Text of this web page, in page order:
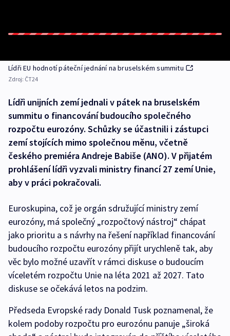
Lídři EU hodnotí páteční jednání na bruselském summitu
Zdroj: ČT24
Lídři unijních zemí jednali v pátek na bruselském
summitu o financování budoucího společného
rozpočtu eurozóny. Schůzky se účastnili i zástupci
zemí stojících mimo společnou měnu, včetně
českého premiéra Andreje Babiše (ANO). V přijatém
prohlášení lídři vyzvali ministry financí 27 zemí Unie,
aby v práci pokračovali.
Euroskupina, což je orgán sdružující ministry zemí
eurozóny, má společný „rozpočtový nástroj“ chápat
jako prioritu a s návrhy na řešení například financování
budoucího rozpočtu eurozóny přijít urychleně tak, aby
věc bylo možné uzavřít v rámci diskuse o budoucím
víceletém rozpočtu Unie na léta 2021 až 2027. Tato
diskuse se očekává letos na podzim.
Předseda Evropské rady Donald Tusk poznamenal, že
kolem podoby rozpočtu pro eurozónu panuje „široká